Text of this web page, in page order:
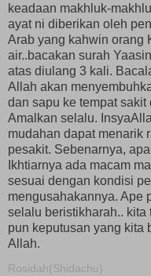
keadaan makhluk-
ayat ni diberikan oleh
Arab yang kahwin orang
air..bacakan surah
atas diulang 3 kali.
Allah akan
dan sapu ke tempat
Amalkan selalu.
mudahan dapat menarik
pesakit. Sebenarnya,
Ikhtiarnya ada macam
sesuai dengan kondisi
mengusahakannya. Ape
selalu beristikharah..
pun keputusan yang
Allah.
Rosidah(Shidachu)